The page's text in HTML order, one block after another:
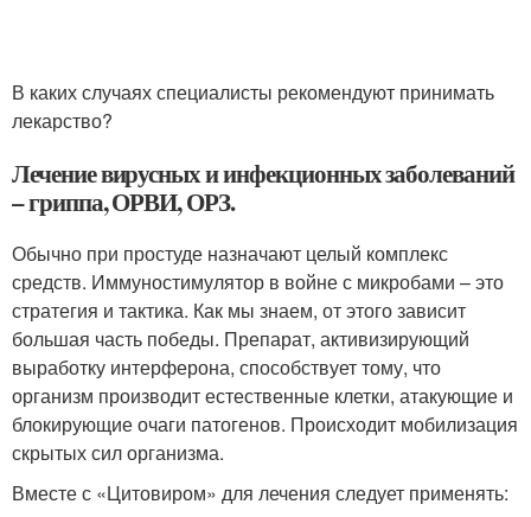
В каких случаях специалисты рекомендуют принимать
лекарство?
Лечение вирусных и инфекционных заболеваний
– гриппа, ОРВИ, ОРЗ.
Обычно при простуде назначают целый комплекс
средств. Иммуностимулятор в войне с микробами – это
стратегия и тактика. Как мы знаем, от этого зависит
большая часть победы. Препарат, активизирующий
выработку интерферона, способствует тому, что
организм производит естественные клетки, атакующие и
блокирующие очаги патогенов. Происходит мобилизация
скрытых сил организма.
Вместе с «Цитовиром» для лечения следует применять: